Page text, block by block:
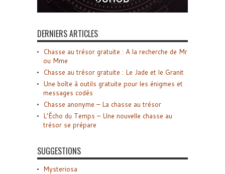
DERNIERS ARTICLES
Chasse au trésor gratuite : A la recherche de Mr
ou Mme
Chasse au trésor gratuite : Le Jade et le Granit
Une boîte à outils gratuite pour les énigmes et
messages codés
Chasse anonyme – La chasse au trésor
L’Écho du Temps – Une nouvelle chasse au
trésor se prépare
SUGGESTIONS
Mysteriosa